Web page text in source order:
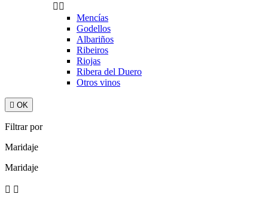
 
Mencías
Godellos
Albariños
Ribeiros
Riojas
Ribera del Duero
Otros vinos
 OK
Filtrar por
Maridaje
Maridaje
 